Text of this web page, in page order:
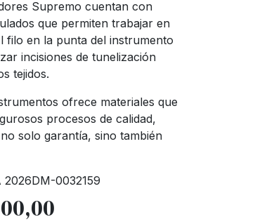
Supremo cuentan con
que permiten trabajar en
filo en la punta del instrumento
incisiones de tunelización
tejidos.
ofrece materiales que
procesos de calidad,
solo garantía, sino también
2026DM-0032159